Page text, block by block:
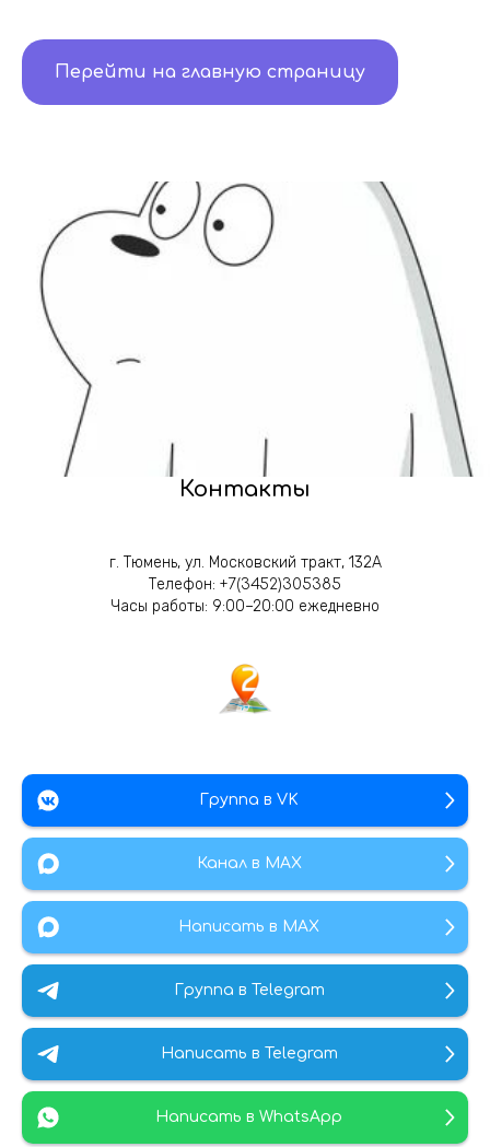
Перейти на главную страницу
Контакты
г. Тюмень, ул. Московский тракт, 132А
Телефон: +7(3452)305385
Часы работы: 9:00–20:00 ежедневно
Группа в VK
Канал в МАХ
Написать в MAX
Группа в Telegram
Написать в Telegram
Написать в WhatsApp